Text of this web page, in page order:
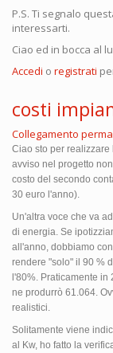
P.S. Ti segnalo
interessarti.
Ciao ed in bocca al
Accedi o registrati
costi
Collegamento
Ciao sto per realizzare
avviso nel progetto
costo del secondo
30 euro l'anno).
Un'altra voce che va
di energia. Se
all'anno, dobbiamo
rendere "solo" il 90 %
l'80%. Praticamente in
ne produrrò 61.064.
realistici.
Solitamente viene
al Kw, ho fatto la